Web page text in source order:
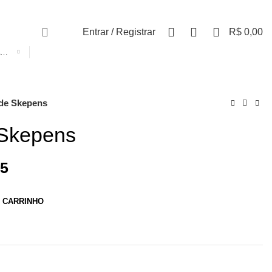
SELECIONE A CATEGORIA
Entrar / Registrar R$ 0,00
Skepens